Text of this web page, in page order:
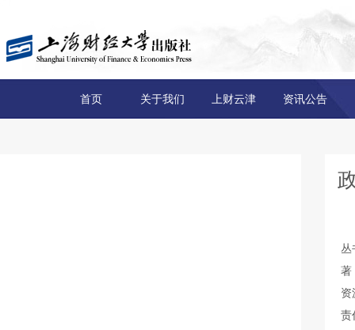
首页 关于我们 上财云津 资讯公告
丛
著
资
责